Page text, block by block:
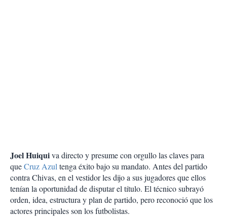
Joel Huiquiva directo y presume con orgullo las claves para
queCruz Azultenga éxito bajo su mandato. Antes del partido
contra Chivas, en el vestidor les dijo a sus jugadores que ellos
tenían la oportunidad de disputar el título. El técnico subrayó
orden, idea, estructura y plan de partido, pero reconoció que los
actores principales son los futbolistas.